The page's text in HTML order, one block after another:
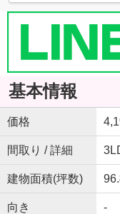
基本情報
価格
間取り / 詳細
建物面積(坪数)
向き -